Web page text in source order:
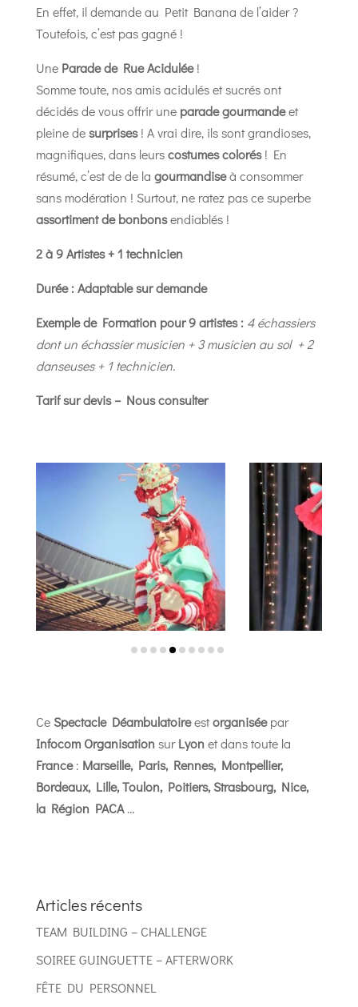
En effet, il demande au Petit Banana de l’aider ?
Toutefois, c’est pas gagné !
Une Parade de Rue Acidulée!
Somme toute, nos amis acidulés et sucrés ont
décidés de vous offrir une parade gourmandeet
pleine desurprises! A vrai dire, ils sont grandioses,
magnifiques, dans leurscostumes colorés! En
résumé, c’est de de la gourmandiseà consommer
sans modération ! Surtout, ne ratez pas ce superbe
assortiment de bonbonsendiablés !
2 à 9 Artistes + 1 technicien
Durée : Adaptable sur demande
Exemple de Formation pour 9 artistes : 4 échassiers
dont un échassier musicien + 3 musicien au sol + 2
danseuses + 1 technicien.
Tarif sur devis – Nous consulter
CeSpectacle Déambulatoireestorganiséepar
Infocom Organisation surLyon et dans toute la
France: Marseille, Paris, Rennes, Montpellier,
Bordeaux, Lille, Toulon, Poitiers, Strasbourg, Nice,
la Région PACA…
Articles récents
TEAM BUILDING – CHALLENGE
SOIREE GUINGUETTE – AFTERWORK
FÊTE DU PERSONNEL